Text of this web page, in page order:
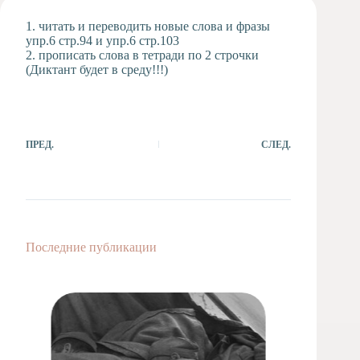
студия
Музыкальное
отделение
1. читать и переводить новые слова и фразы
упр.6 стр.94 и упр.6 стр.103
2. прописать слова в тетради по 2 строчки
(Диктант будет в среду!!!)
ПРЕД. СЛЕД.
Последние публикации